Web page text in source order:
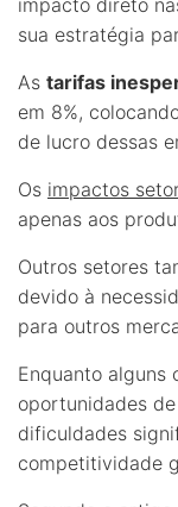
sua estratégia
As tarifas
em 8%,
de lucro dessas
Os impactos
apenas aos
Outros setores
devido à
para outros
Enquanto alguns
oportunidades
dificuldades
competitividade